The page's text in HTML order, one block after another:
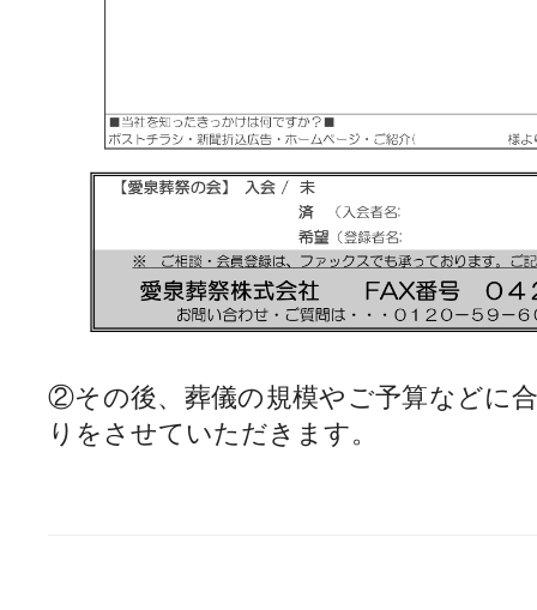
②その後、葬儀の規模やご予算などに
りをさせていただきます。